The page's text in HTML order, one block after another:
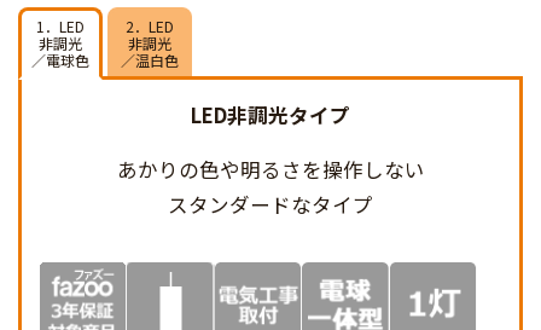
1．LED
非調光
／電球色
2．LED
非調光
／温白色
LED非調光タイプ
あかりの色や明るさを操作しない
スタンダードなタイプ